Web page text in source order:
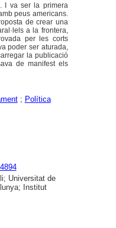
I va ser la primera
peus americans.
de crear una
a la frontera,
per les corts
poder ser aturada,
la publicació
de manifest els
; Política
Universitat de
Institut